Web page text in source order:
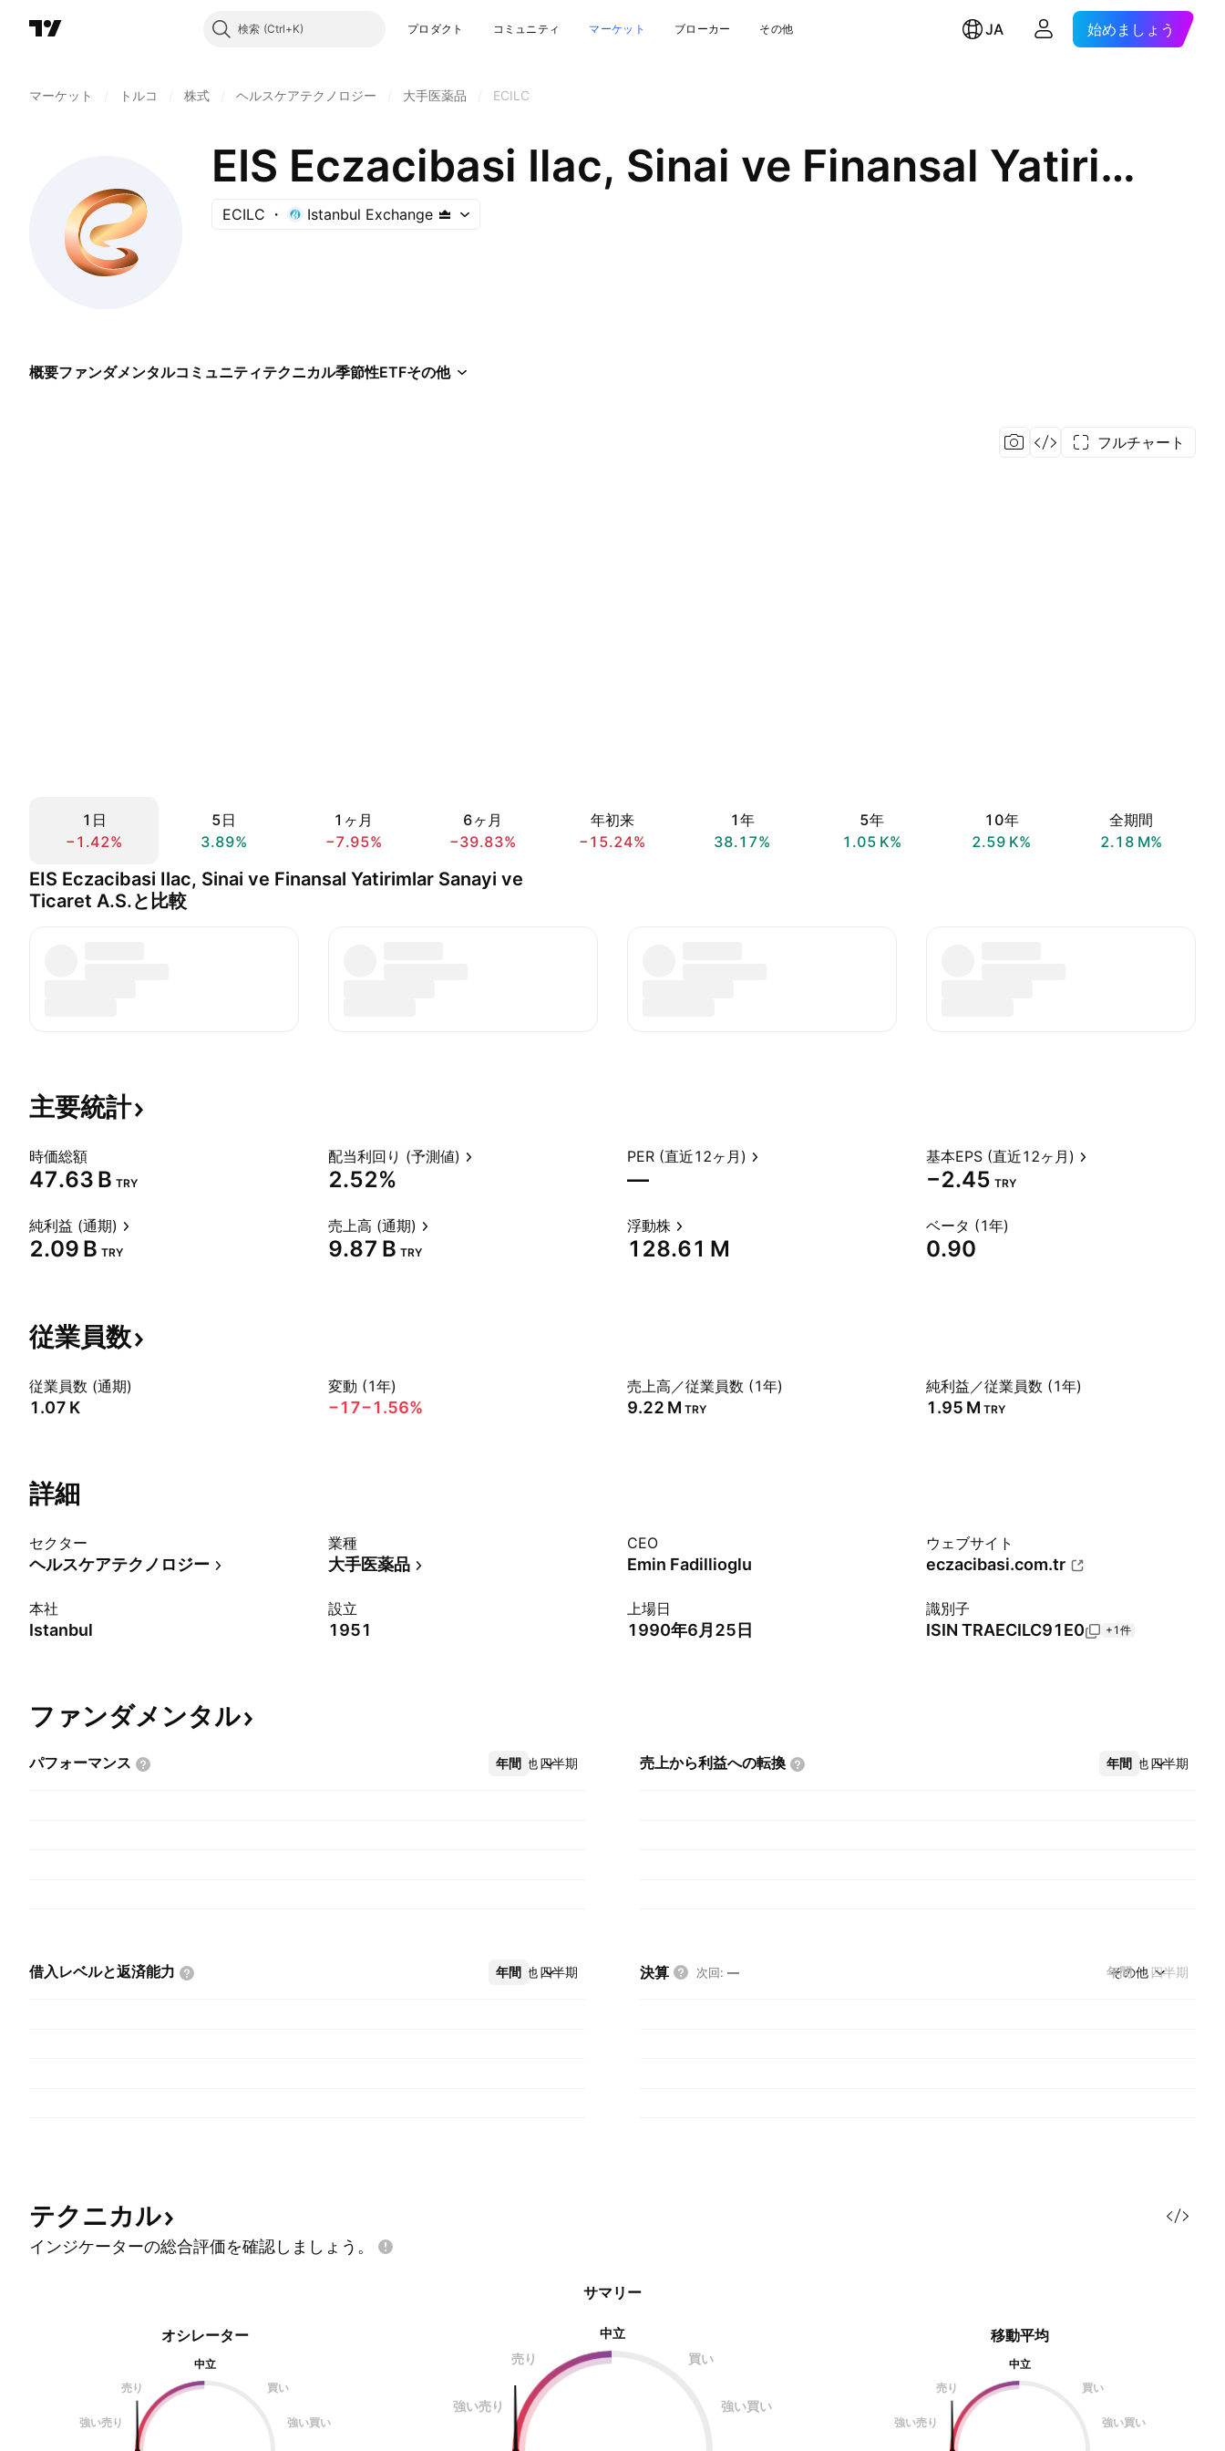
検索 プロダクト コミュニティ マーケット ブローカー その他 JA 始めましょう
マーケット トルコ 株式 ヘルスケアテクノロジー 大手医薬品 ECILC
EIS Eczacibasi Ilac, Sinai ve Finansal Yatirimlar Sanayi ve Ticaret A.S.
ECILC Istanbul Exchange
概要ファンダメンタルコミュニティテクニカル季節性ETFその他
フルチャート
1日
−1.42%
5日
3.89%
1ヶ月
−7.95%
6ヶ月
−39.83%
年初来
−15.24%
1年
38.17%
5年
‪1.05 K‬%
10年
‪2.59 K‬%
全期間
‪2.18 M‬%
EIS Eczacibasi Ilac, Sinai ve Finansal Yatirimlar Sanayi ve
Ticaret A.S.と比較
主要統計
時価総額
‪47.63 B‬ TRY
配当利回り (予測値)
2.52%
PER (直近12ヶ月)
—
基本EPS (直近12ヶ月)
−2.45 TRY
純利益 (通期)
‪2.09 B‬ TRY
売上高 (通期)
‪9.87 B‬ TRY
浮動株
‪128.61 M‬
ベータ (1年)
0.90
従業員数
従業員数 (通期)
‪1.07 K‬
変動 (1年)
−17−1.56%
売上高／従業員数 (1年)
‪9.22 M‬ TRY
純利益／従業員数 (1年)
‪1.95 M‬ TRY
詳細
セクター
ヘルスケアテクノロジー
業種
大手医薬品
CEO
Emin Fadillioglu
ウェブサイト
eczacibasi.com.tr
本社
Istanbul
設立
1951
上場日
1990年6月25日
識別子
ISIN TRAECILC91E0 +1件
ファンダメンタル
パフォーマンス 年間 四半期
その他 売上から利益への転換 年間 四半期
その他
借入レベルと返済能力 年間 四半期
その他 決算 次回: — 年間 四半期
その他
テクニカル
インジケーターの総合評価を確認しましょう。
オシレーター
中立
売り
買い
強い売り 強い買い
サマリー
中立
売り
買い
強い売り 強い買い
移動平均
中立
売り
買い
強い売り 強い買い